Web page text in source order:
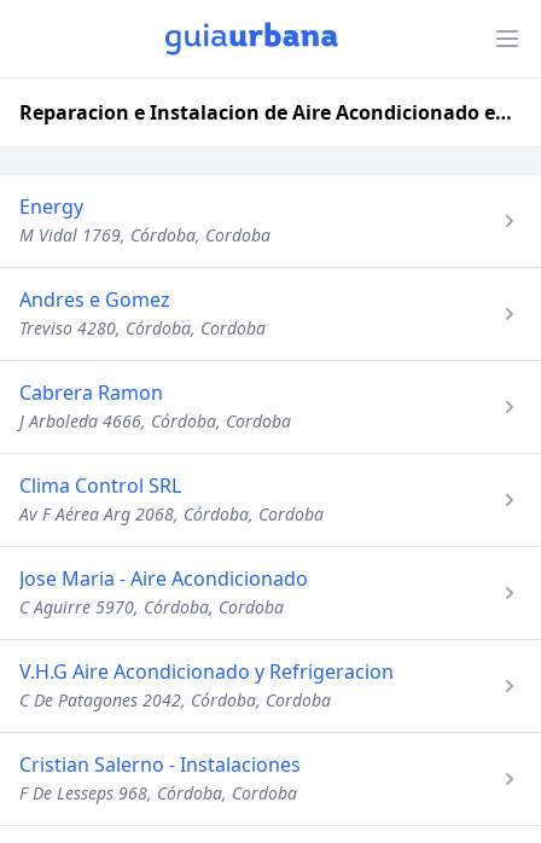
Reparacion e Instalacion de Aire Acondicionado en Córdoba, Cordoba
Energy
M Vidal 1769, Córdoba, Cordoba
Andres e Gomez
Treviso 4280, Córdoba, Cordoba
Cabrera Ramon
J Arboleda 4666, Córdoba, Cordoba
Clima Control SRL
Av F Aérea Arg 2068, Córdoba, Cordoba
Jose Maria - Aire Acondicionado
C Aguirre 5970, Córdoba, Cordoba
V.H.G Aire Acondicionado y Refrigeracion
C De Patagones 2042, Córdoba, Cordoba
Cristian Salerno - Instalaciones
F De Lesseps 968, Córdoba, Cordoba